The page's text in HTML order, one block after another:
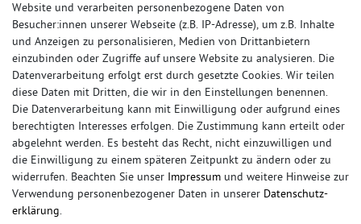
© Copyright 2026 Sportauspuff-Store.de - Alle Rechte vorbehalten.
Preisangaben inkl. gesetzlicher MwSt. und zzgl. Versandkosten
Das Internetportal für Sportendschalldämpfer, Komplettanlagen,
Rennsportanlagen, Sportendrohre, Universalteile, Fächerkrümmer,
Vorschalldämpfer, Sportkat, Ersatzrohr und Auspuffzubehör.
Website und verarbeiten personenbezogene Daten von
Besucher:innen unserer Webseite (z.B. IP-Adresse), um z.B. Inhalte
und Anzeigen zu personalisieren, Medien von Drittanbietern
einzubinden oder Zugriffe auf unsere Website zu analysieren. Die
Datenverarbeitung erfolgt erst durch gesetzte Cookies. Wir teilen
diese Daten mit Dritten, die wir in den Einstellungen benennen.
Die Datenverarbeitung kann mit Einwilligung oder aufgrund eines
berechtigten Interesses erfolgen. Die Zustimmung kann erteilt oder
abgelehnt werden. Es besteht das Recht, nicht einzuwilligen und
die Einwilligung zu einem späteren Zeitpunkt zu ändern oder zu
widerrufen. Beachten Sie unser Impressum und weitere Hinweise zur
Verwendung personenbezogener Daten in unserer Daten­schutz­
erklärung.